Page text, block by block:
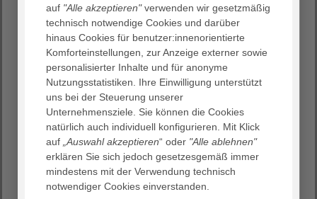
Prof. Dr. Kai Koch, Leitung des Instituts für Musik,
Pädagogische Hochschule Karlsruhe
Datum, Uhrzeit:
Dienstag, 03. Februar 2026, 18.00 Uhr
Großer Rathaussaal, Rathaus der Stadt Heidelberg,
Marktplatz 1
Anmeldung unter:
@demenz-heidelberg.de
auf "Alle akzeptieren"verwenden wir gesetzmäßig
technisch notwendige Cookies und darüber
hinaus Cookies für benutzer:innenorientierte
Komforteinstellungen, zur Anzeige externer sowie
personalisierter Inhalte und für anonyme
Nutzungsstatistiken. Ihre Einwilligung unterstützt
uns bei der Steuerung unserer
Unternehmensziele. Sie können die Cookies
natürlich auch individuell konfigurieren. Mit Klick
auf „Auswahl akzeptieren“ oder "Alle ablehnen"
erklären Sie sich jedoch gesetzesgemäß immer
mindestens mit der Verwendung technisch
notwendiger Cookies einverstanden.